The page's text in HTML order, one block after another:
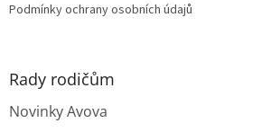
Podmínky ochrany osobních údajů
Rady rodičům
Novinky Avova